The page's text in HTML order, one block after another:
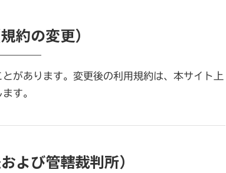
約の変更）
があります。変更後の利用規約は、本サイト上
す。
よび管轄裁判所）